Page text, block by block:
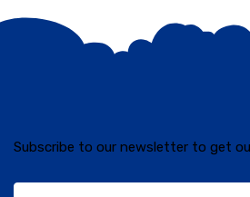
Subscribe to our newsletter to get